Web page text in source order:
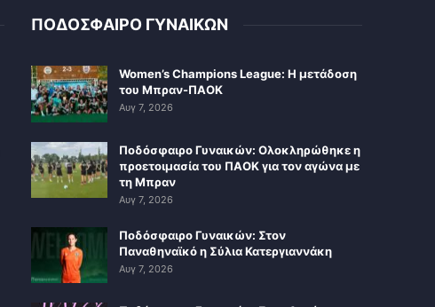
ΠΟΔΟΣΦΑΙΡΟ ΓΥΝΑΙΚΩΝ
Women’s Champions League: Η μετάδοση
του Μπραν-ΠΑΟΚ
Αυγ 7, 2026
Ποδόσφαιρο Γυναικών: Ολοκληρώθηκε η
προετοιμασία του ΠΑΟΚ για τον αγώνα με
τη Μπραν
Αυγ 7, 2026
Ποδόσφαιρο Γυναικών: Στον
Παναθηναϊκό η Σύλια Κατεργιαννάκη
Αυγ 7, 2026